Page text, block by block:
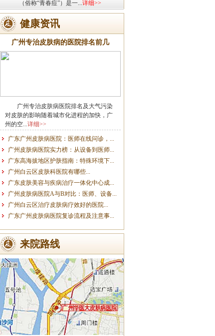
（俗称“青春痘”）是一...详细>>
健康资讯
广州专治皮肤病的医院排名前几
广州专治皮肤病医院排名及大气污染
对皮肤的影响随着城市化进程的加快，广
州的空...详细>>
广东广州皮肤病医院：医师在线问诊，...
广州皮肤病医院实力榜：从设备到医师...
广东高海拔地区护肤指南：特殊环境下...
广州白云区皮肤科医院有哪些...
广东皮肤美容与疾病治疗一体化中心成...
广州皮肤病医院A与B对比：医师、设备...
广州白云区治疗皮肤病疗效好的医院...
广东广州皮肤病医院复诊流程及注意事...
来院路线